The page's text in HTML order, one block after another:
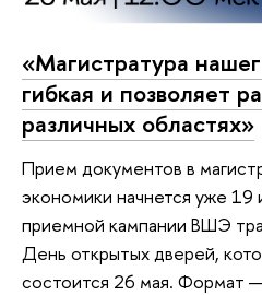
«Магистратура
гибкая и позволяет
различных областях»
Прием документов в
экономики начнется уже
приемной кампании ВШЭ
День открытых дверей,
состоится 26 мая. Формат